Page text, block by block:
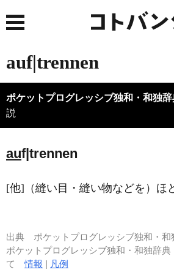
auf|trennen
ポケットプログレッシブ独和・和独辞
説
auf|trennen
[他]（縫い目・縫い物などを）ほ
出典 ポケットプログレッシブ独和・和
ポケットプログレッシブ独和・和独辞
て情報 | 凡例